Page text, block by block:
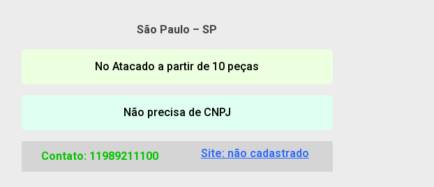
São Paulo – SP
No Atacado a partir de 10 peças
Não precisa de CNPJ
Contato: 11989211100 Site: não cadastrado